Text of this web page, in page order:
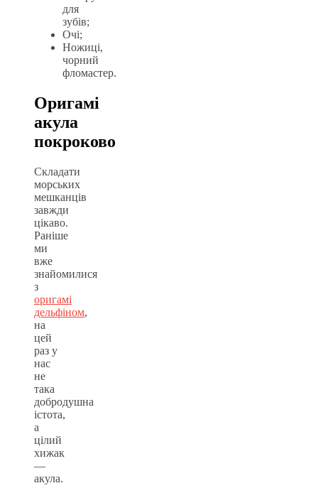
для
зубів;
Очі;
Ножиці,
чорний
фломастер.
Оригамі
акула
покроково
Складати
морських
мешканців
завжди
цікаво.
Раніше
ми
вже
знайомилися
з
оригамі
дельфіном,
на
цей
раз у
нас
не
така
добродушна
істота,
а
цілий
хижак
—
акула.